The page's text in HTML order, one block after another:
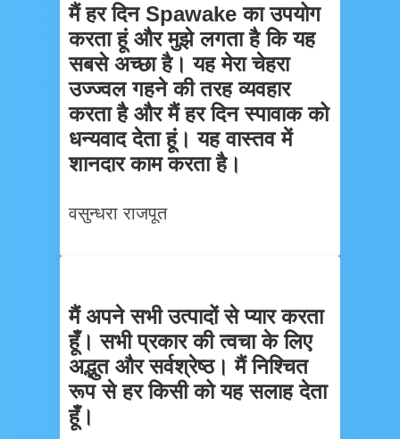
मैं हर दिन Spawake का उपयोग
करता हूं और मुझे लगता है कि यह
सबसे अच्छा है। यह मेरा चेहरा
उज्ज्वल गहने की तरह व्यवहार
करता है और मैं हर दिन स्पावाक को
धन्यवाद देता हूं। यह वास्तव में
शानदार काम करता है।
वसुन्धरा राजपूत
मैं अपने सभी उत्पादों से प्यार करता
हूँ। सभी प्रकार की त्वचा के लिए
अद्भुत और सर्वश्रेष्ठ। मैं निश्चित
रूप से हर किसी को यह सलाह देता
हूँ।